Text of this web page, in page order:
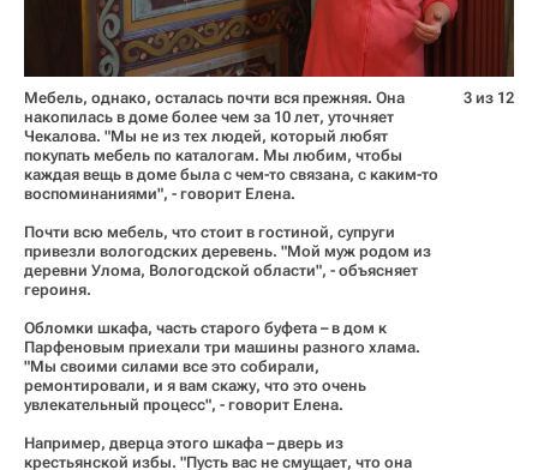
Мебель, однако, осталась почти вся прежняя. Она
накопилась в доме более чем за 10 лет, уточняет
Чекалова. "Мы не из тех людей, который любят
покупать мебель по каталогам. Мы любим, чтобы
каждая вещь в доме была с чем-то связана, с каким-то
воспоминаниями", - говорит Елена.
Почти всю мебель, что стоит в гостиной, супруги
привезли вологодских деревень. "Мой муж родом из
деревни Улома, Вологодской области", - объясняет
героиня.
Обломки шкафа, часть старого буфета – в дом к
Парфеновым приехали три машины разного хлама.
"Мы своими силами все это собирали,
ремонтировали, и я вам скажу, что это очень
увлекательный процесс", - говорит Елена.
Например, дверца этого шкафа – дверь из
крестьянской избы. "Пусть вас не смущает, что она
3 из 12